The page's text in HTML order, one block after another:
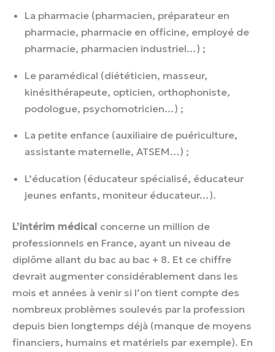
La pharmacie (pharmacien, préparateur en
pharmacie, pharmacie en officine, employé de
pharmacie, pharmacien industriel…) ;
Le paramédical (diététicien, masseur,
kinésithérapeute, opticien, orthophoniste,
podologue, psychomotricien…) ;
La petite enfance (auxiliaire de puériculture,
assistante maternelle, ATSEM…) ;
L’éducation (éducateur spécialisé, éducateur
jeunes enfants, moniteur éducateur…).
L’intérim médical concerne un million de
professionnels en France, ayant un niveau de
diplôme allant du bac au bac + 8. Et ce chiffre
devrait augmenter considérablement dans les
mois et années à venir si l’on tient compte des
nombreux problèmes soulevés par la profession
depuis bien longtemps déjà (manque de moyens
financiers, humains et matériels par exemple). En